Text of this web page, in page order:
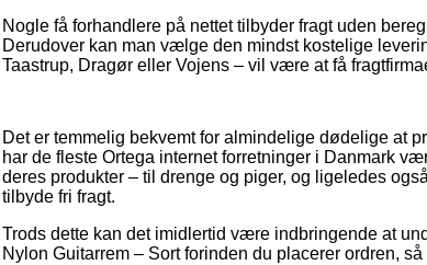
Nogle få forhandlere på nettet tilbyder fragt uden
Derudover kan man vælge den mindst kostelige
Taastrup, Dragør eller Vojens – vil være at få
Det er temmelig bekvemt for almindelige dødelige at
har de fleste Ortega internet forretninger i Danmark
deres produkter – til drenge og piger, og ligeledes
tilbyde fri fragt.
Trods dette kan det imidlertid være indbringende at
Nylon Guitarrem – Sort forinden du placerer ordren,